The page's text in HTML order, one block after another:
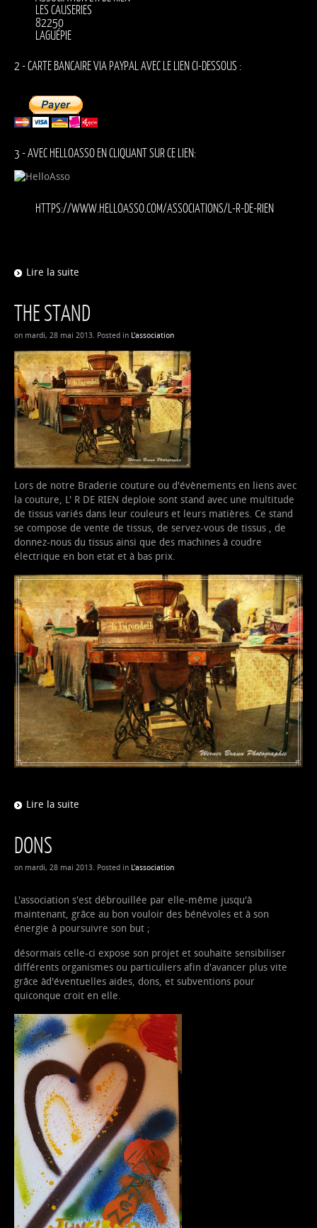
LES CAUSERIES
82250
LAGUÉPIE
2 - CARTE BANCAIRE VIA PAYPAL AVEC LE LIEN CI-DESSOUS :
3 - AVEC HELLOASSO EN CLIQUANT SUR CE LIEN:
HTTPS://WWW.HELLOASSO.COM/ASSOCIATIONS/L-R-DE-RIEN
Lire la suite
THE STAND
on mardi, 28 mai 2013. Posted in L'association
Lors de notre Braderie couture ou d'évènements en liens avec
la couture, L' R DE RIEN deploie sont stand avec une multitude
de tissus variés dans leur couleurs et leurs matières. Ce stand
se compose de vente de tissus, de servez-vous de tissus , de
donnez-nous du tissus ainsi que des machines à coudre
électrique en bon etat et à bas prix.
Lire la suite
DONS
on mardi, 28 mai 2013. Posted in L'association
L'association s'est débrouillée par elle-même jusqu'à
maintenant, grâce au bon vouloir des bénévoles et à son
énergie à poursuivre son but ;
désormais celle-ci expose son projet et souhaite sensibiliser
différents organismes ou particuliers afin d'avancer plus vite
grâce àd'éventuelles aides, dons, et subventions pour
quiconque croit en elle.